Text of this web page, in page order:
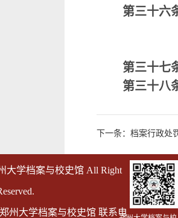
第三十六
第三十七
第三十八
下一条：档案行政处
大学档案与校史馆 All Right
州大学档案与校史馆 联系电